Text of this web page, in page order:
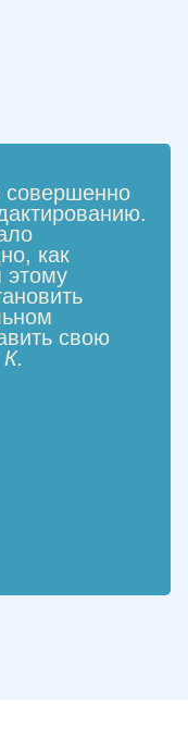
совершенно
как
этому
свою